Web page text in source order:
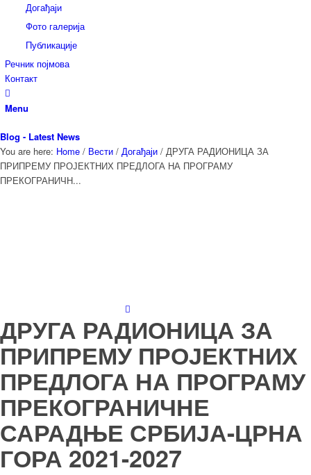
Догађаји
Фото галерија
Публикације
Речник појмова
Контакт
Menu
Blog - Latest News
You are here: Home / Вести / Догађаји / ДРУГА РАДИОНИЦА ЗА
ПРИПРЕМУ ПРОЈЕКТНИХ ПРЕДЛОГА НА ПРОГРАМУ
ПРЕКОГРАНИЧН...
ДРУГА РАДИОНИЦА ЗА
ПРИПРЕМУ ПРОЈЕКТНИХ
ПРЕДЛОГА НА ПРОГРАМУ
ПРЕКОГРАНИЧНЕ
САРАДЊЕ СРБИЈА-ЦРНА
ГОРА 2021-2027